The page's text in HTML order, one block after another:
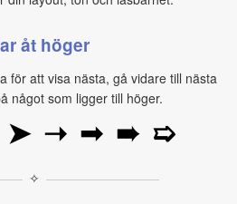
åt höger
för att visa nästa, gå vidare till nästa
något som ligger till höger.
➤ ➝ ➟ ➠ ➯
✧